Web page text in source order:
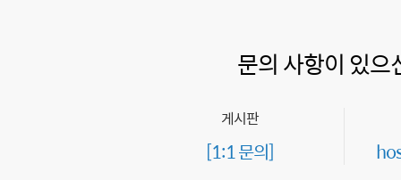
문의 사항이 있으
게시판
[1:1 문의]